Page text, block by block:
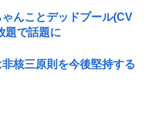
んことデッドプール(CV
題で話題に
核三原則を今後堅持する